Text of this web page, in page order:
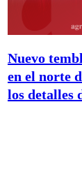
Nuevo
en el norte
los detalles